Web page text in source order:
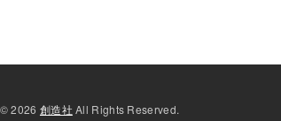
© 2026 創造社 All Rights Reserved.